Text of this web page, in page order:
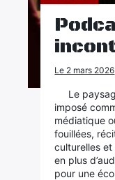
Le 2 mars 2026
Le
imposé
médiatique
fouillées,
culturelles
en plus
pour une